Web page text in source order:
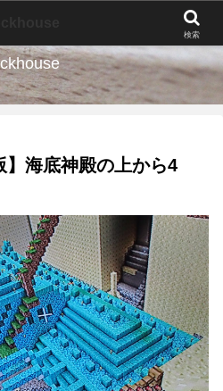
】海底神殿の上から4
検索